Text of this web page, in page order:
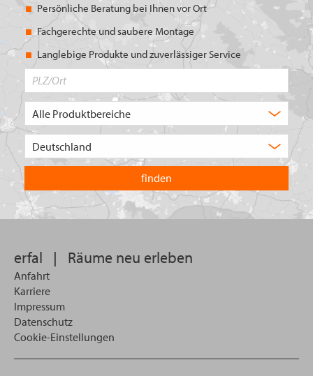
Persönliche Beratung bei Ihnen vor Ort
Fachgerechte und saubere Montage
Langlebige Produkte und zuverlässiger Service
in
welchem
Land
Sie
suchen
erfal | Räume neu erleben
Anfahrt
Karriere
Impressum
Datenschutz
Cookie-Einstellungen